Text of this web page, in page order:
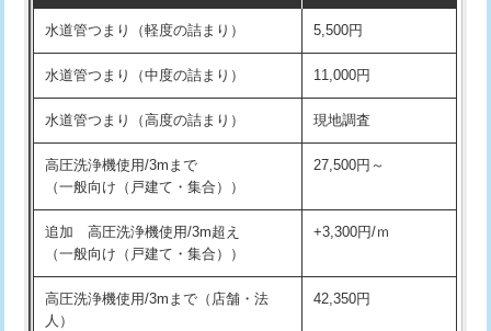
洗面台設置 38,500円
化粧台設置 22,000円
追加人工 16,500円
廃棄・処分 現場見積
※給水管工事は20mmまでの価格です。
交換・取付(排水栓・排水トラップ
22,000円+材料費
持込商品取付（混合水栓）
持込商品取付（浄水器・分岐水栓） 16,500円
業）
水道管つまり（軽度の詰まり） 5,500円
水道管つまり（中度の詰まり） 11,000円
水道管つまり（高度の詰まり） 現地調査
高圧洗浄機使用/3mまで
（一般向け（戸建て・集合））
27,500円～
追加 高圧洗浄機使用/3m超え
（一般向け（戸建て・集合））
+3,300円/ｍ
高圧洗浄機使用/3mまで（店舗・法
人）
42,350円